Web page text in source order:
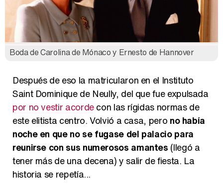
Boda de Carolina de Mónaco y Ernesto de Hannover
Después de eso la matricularon en el Instituto
Saint Dominique de Neully, del que fue expulsada
por no vestir acordecon las rígidas normas de
este elitista centro. Volvió a casa, pero no había
noche en que no se fugase del palacio para
reunirse con sus numerosos amantes (llegó a
tener más de una decena) y salir de fiesta. La
historia se repetía...